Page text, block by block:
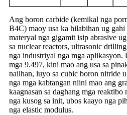
Ang boron carbide (kemikal nga
B4C) maoy usa ka hilabihan ug
materyal nga gigamit isip abrasive
sa nuclear reactors, ultrasonic
nga industriyal nga mga aplikasyon.
mga 9.497, kini mao ang usa sa
nailhan, luyo sa cubic boron nitride
nga mga kabtangan niini mao ang
kaagnasan sa daghang mga
nga kusog sa init, ubos kaayo nga
nga elastic modulus.